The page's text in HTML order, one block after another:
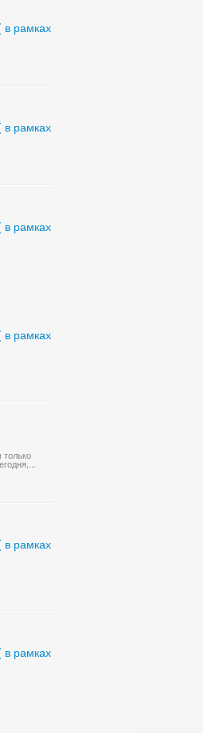
в рамках
в рамках
в рамках
в рамках
в рамках
в рамках